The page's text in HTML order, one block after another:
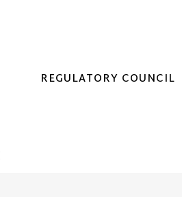
REGULATORY COUNCIL